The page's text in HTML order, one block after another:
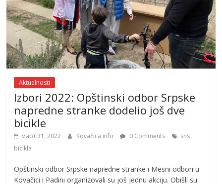
Aktuelnosti
Izbori 2022: Opštinski odbor Srpske
napredne stranke dodelio još dve
bicikle
март 31, 2022 Kovačica info 0 Comments
sns
bicikla
Opštinski odbor Srpske napredne stranke i Mesni odbori u
Kovačici i Padini organizovali su još jednu akciju. Obišli su